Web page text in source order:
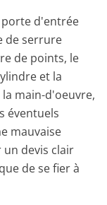
d'entrée
de serrure
de points, le
et la
main-d'oeuvre,
éventuels
mauvaise
devis clair
de se fier à